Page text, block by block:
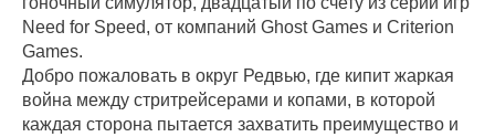
Need for Speed, от компаний Ghost Games и Criterion
Games.
Добро пожаловать в округ Редвью, где кипит жаркая
война между стритрейсерами и копами, в которой
каждая сторона пытается захватить преимущество и